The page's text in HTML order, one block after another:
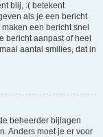
blij, :( betekent
als je een bericht
een bericht snel
bericht aanpast of heel
aantal smilies, dat in
beheerder bijlagen
Anders moet je er voor